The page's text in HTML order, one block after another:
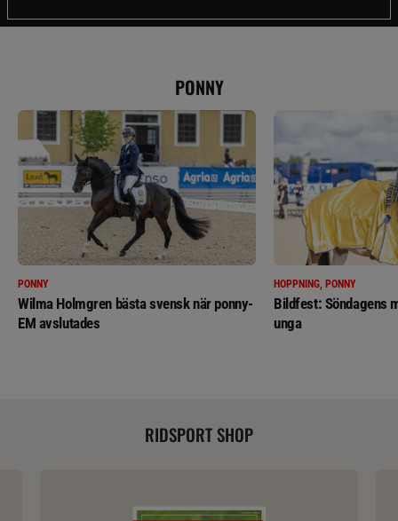
PONNY
PONNY
Wilma Holmgren bästa svensk när ponny-
EM avslutades
HOPPNING, PONNY
Bildfest: Söndagens
unga
RIDSPORT SHOP